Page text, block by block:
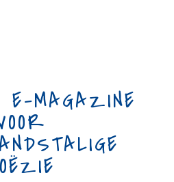
MAGAZINE